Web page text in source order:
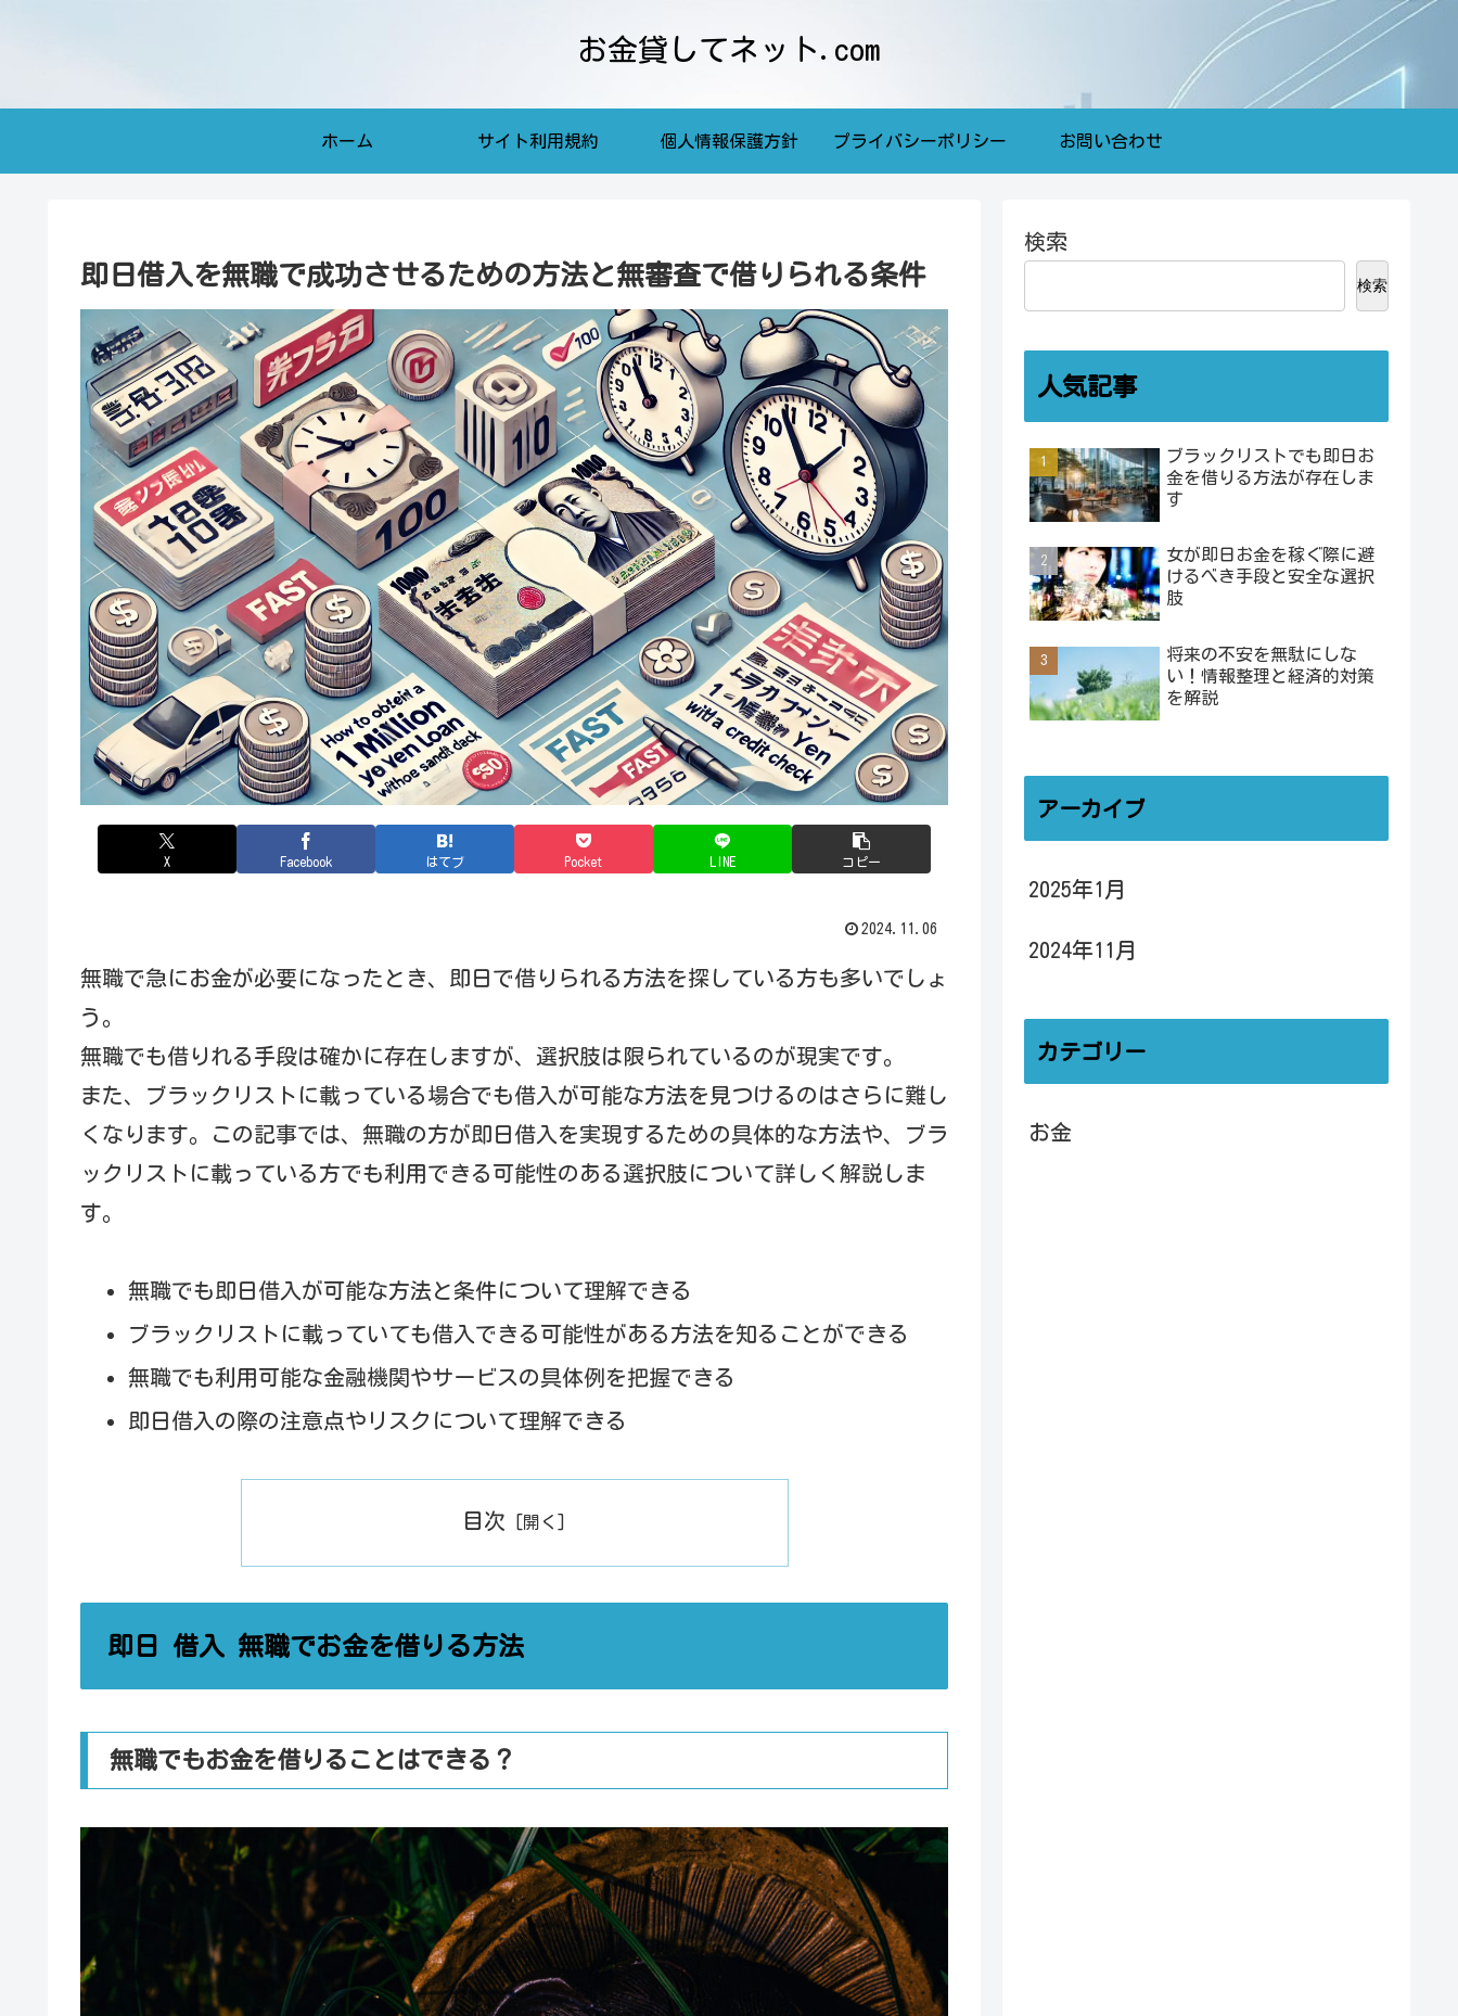
お金貸してネット.com
ホーム サイト利用規約 個人情報保護方針 プライバシーポリシー お問い合わせ
即日借入を無職で成功させるための方法と無審査で借りられる条件
X Facebook はてブ Pocket LINE コピー
2024.11.06
無職で急にお金が必要になったとき、即日で借りられる方法を探している方も多いでしょ
う。
無職でも借りれる手段は確かに存在しますが、選択肢は限られているのが現実です。
また、ブラックリストに載っている場合でも借入が可能な方法を見つけるのはさらに難し
くなります。この記事では、無職の方が即日借入を実現するための具体的な方法や、ブラ
ックリストに載っている方でも利用できる可能性のある選択肢について詳しく解説しま
す。
無職でも即日借入が可能な方法と条件について理解できる
ブラックリストに載っていても借入できる可能性がある方法を知ることができる
無職でも利用可能な金融機関やサービスの具体例を把握できる
即日借入の際の注意点やリスクについて理解できる
目次
即日 借入 無職でお金を借りる方法
無職でもお金を借りることはできる？
検索
検索
人気記事
ブラックリストでも即日お
金を借りる方法が存在しま
す
女が即日お金を稼ぐ際に避
けるべき手段と安全な選択
肢
将来の不安を無駄にしな
い！情報整理と経済的対策
を解説
アーカイブ
2025年1月
2024年11月
カテゴリー
お金